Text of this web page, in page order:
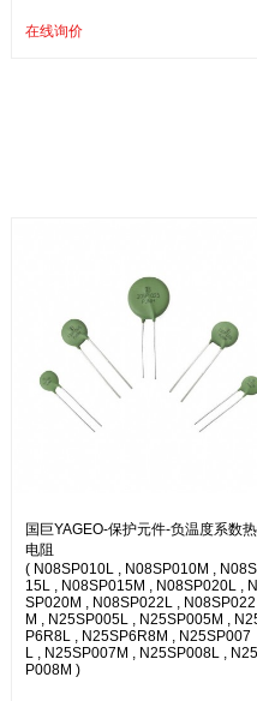
在线询价
国巨YAGEO-保护元件-负温度系数
电阻
( N08SP010L , N08SP010M ,
15L , N08SP015M , N08SP020L ,
SP020M , N08SP022L , N08SP022
M , N25SP005L , N25SP005M ,
P6R8L , N25SP6R8M , N25SP007
L , N25SP007M , N25SP008L ,
P008M )